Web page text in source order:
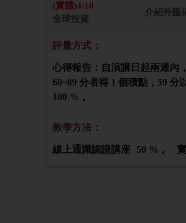
(實體)4/18
全球投資
介紹外匯
評量方式：
心得報告：自演講日起兩週內
60~89 分者得 1 個積點，59 分
100 % 。
教學方法：
線上通識認證講座 50 % 。